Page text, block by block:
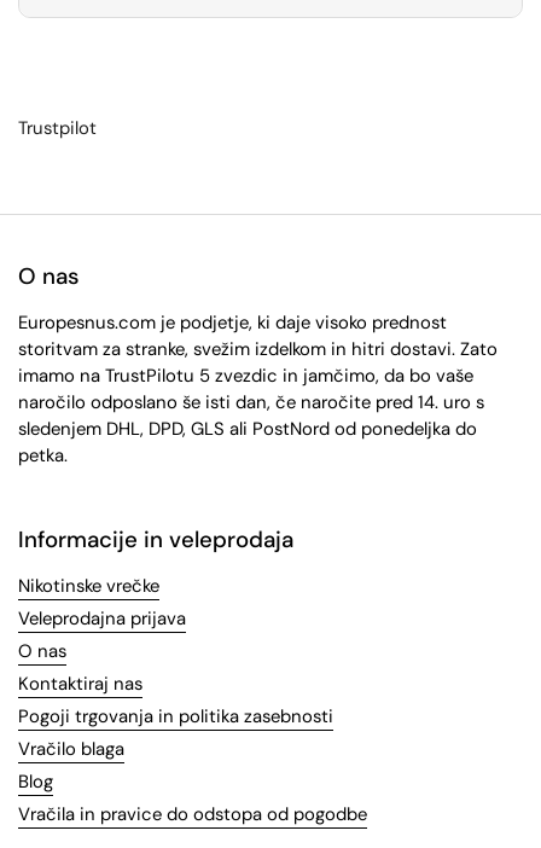
Trustpilot
O nas
Europesnus.com je podjetje, ki daje visoko prednost
storitvam za stranke, svežim izdelkom in hitri dostavi. Zato
imamo na TrustPilotu 5 zvezdic in jamčimo, da bo vaše
naročilo odposlano še isti dan, če naročite pred 14. uro s
sledenjem DHL, DPD, GLS ali PostNord od ponedeljka do
petka.
Informacije in veleprodaja
Nikotinske vrečke
Veleprodajna prijava
O nas
Kontaktiraj nas
Pogoji trgovanja in politika zasebnosti
Vračilo blaga
Blog
Vračila in pravice do odstopa od pogodbe